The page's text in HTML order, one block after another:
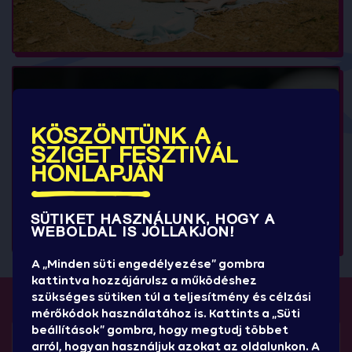
+2
FONTOS TUDNIVALÓK
KÖSZÖNTÜNK A
SZIGET FESZTIVÁL
HONLAPJÁN
SÜTIKET HASZNÁLUNK, HOGY A
WEBOLDAL IS JÓLLAKJON!
A „Minden süti engedélyezése” gombra
kattintva hozzájárulsz a működéshez
szükséges sütiken túl a teljesítmény és célzási
mérőkódok használatához is. Kattints a „Süti
beállítások” gombra, hogy megtudj többet
arról, hogyan használjuk azokat az oldalunkon. A